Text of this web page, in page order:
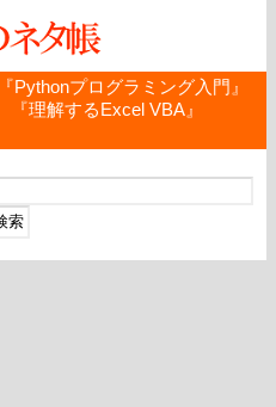
『Pythonプログラミング入門』
『理解するExcel VBA』